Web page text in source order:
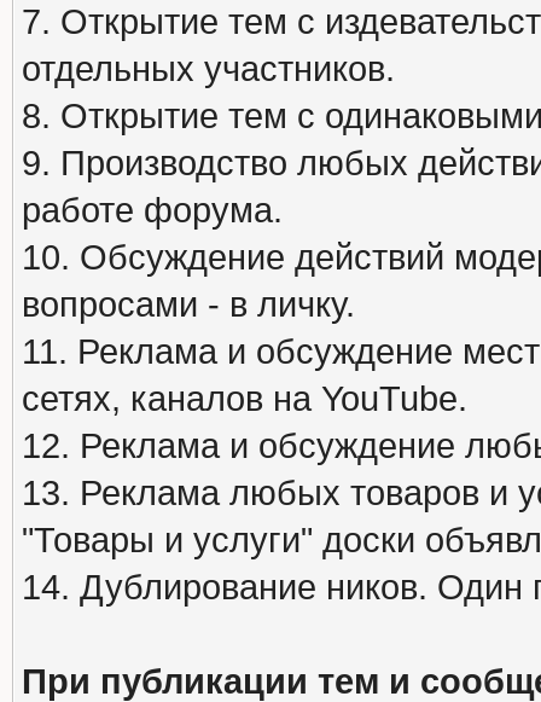
7. Открытие тем с
отдельных участников.
8. Открытие тем с
9. Производство любых
работе форума.
10. Обсуждение действий
вопросами - в личку.
11. Реклама и обсуждение
сетях, каналов на YouTube.
12. Реклама и обсуждение
13. Реклама любых товаров и
"Товары и услуги" доски
14. Дублирование ников. Один
При публикации тем и